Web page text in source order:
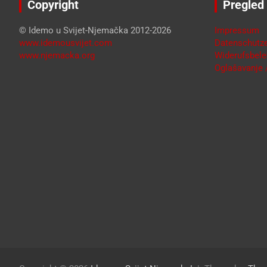
Copyright
© Idemo u Svijet-Njemačka 2012-2026
www.idemousvijet.com
www.njemacka.org
Pregled
Impressum